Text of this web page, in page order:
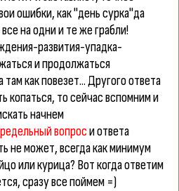
ошибки, как "день сурка"да
на одни и те же грабли!
развития-упадка-
и продолжаться
как повезет... Другого ответа
копаться, то сейчас вспомним и
начнем
вопроси ответа
не может, всегда как минимум
или курица? Вот когда ответим
сразу все поймем =)